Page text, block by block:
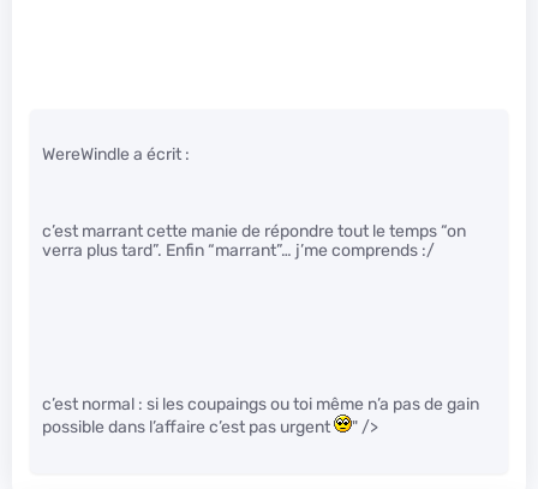
WereWindle a écrit :
c’est marrant cette manie de répondre tout le temps “on
verra plus tard”. Enfin “marrant”… j’me comprends :/
c’est normal : si les coupaings ou toi même n’a pas de gain
possible dans l’affaire c’est pas urgent
" />